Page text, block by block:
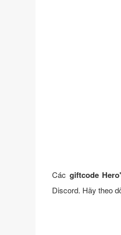
Các giftcode
Discord. Hãy theo